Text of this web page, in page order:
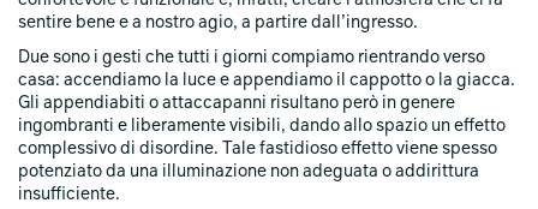
sentire bene e a nostro agio, a partire dall’ingresso.
Due sono i gesti che tutti i giorni compiamo rientrando verso
casa: accendiamo la luce e appendiamo il cappotto o la giacca.
Gli appendiabiti o attaccapanni risultano però in genere
ingombranti e liberamente visibili, dando allo spazio un effetto
complessivo di disordine. Tale fastidioso effetto viene spesso
potenziato da una illuminazione non adeguata o addirittura
insufficiente.